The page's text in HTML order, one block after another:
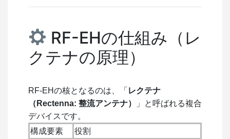
RF-EHの仕組み（レ
クテナの原理）
RF-EHの核となるのは、「 レクテナ
（Rectenna: 整流アンテナ）
」と呼ばれる複合
デバイスです。
構成要素
役割